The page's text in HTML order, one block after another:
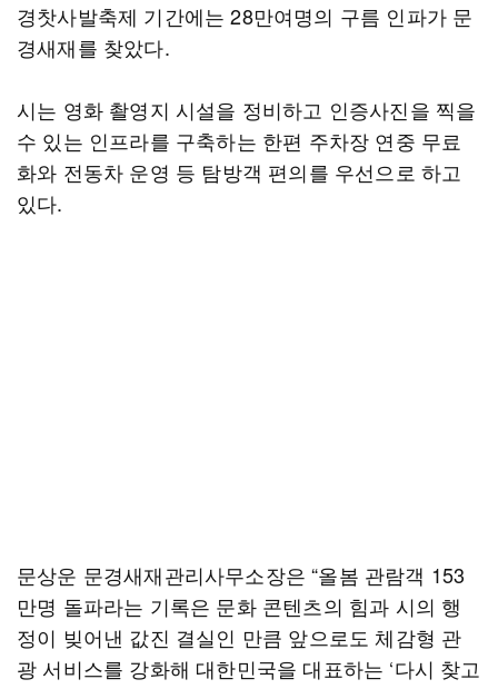
경찻사발축제 기간에는 28만여명의 구름 인파가 문
경새재를 찾았다.
시는 영화 촬영지 시설을 정비하고 인증사진을 찍을
수 있는 인프라를 구축하는 한편 주차장 연중 무료
화와 전동차 운영 등 탐방객 편의를 우선으로 하고
있다.
문상운 문경새재관리사무소장은 “올봄 관람객 153
만명 돌파라는 기록은 문화 콘텐츠의 힘과 시의 행
정이 빚어낸 값진 결실인 만큼 앞으로도 체감형 관
광 서비스를 강화해 대한민국을 대표하는 ‘다시 찾고